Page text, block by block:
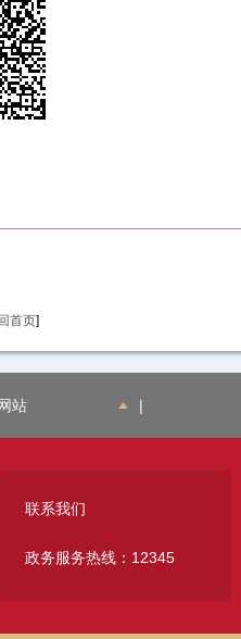
首页]
站 |
联系我们
政务服务热线：12345